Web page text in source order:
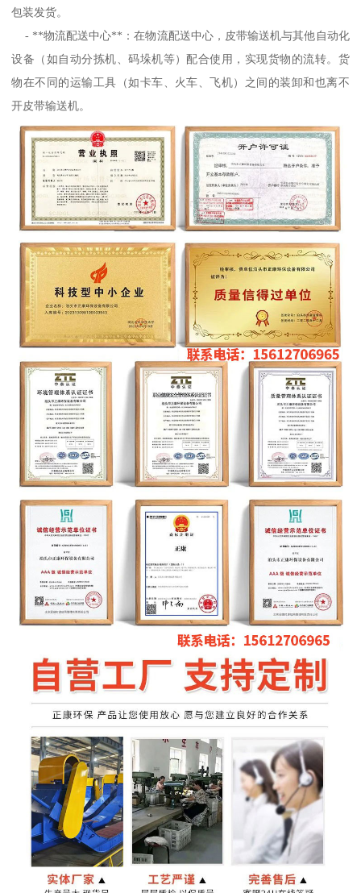
包装发货。
- **物流配送中心**：在物流配送中心，皮带输送机与其他自动化
设备（如自动分拣机、码垛机等）配合使用，实现货物的流转。货
物在不同的运输工具（如卡车、火车、飞机）之间的装卸和也离不
开皮带输送机。